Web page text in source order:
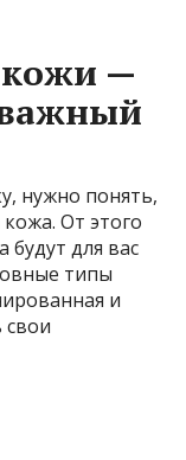
—
нужно понять,
От этого
будут для вас
типы
и
свои